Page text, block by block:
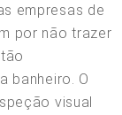
empresas de
por não trazer
banheiro. O
visual